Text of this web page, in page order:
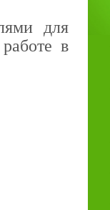
для
в